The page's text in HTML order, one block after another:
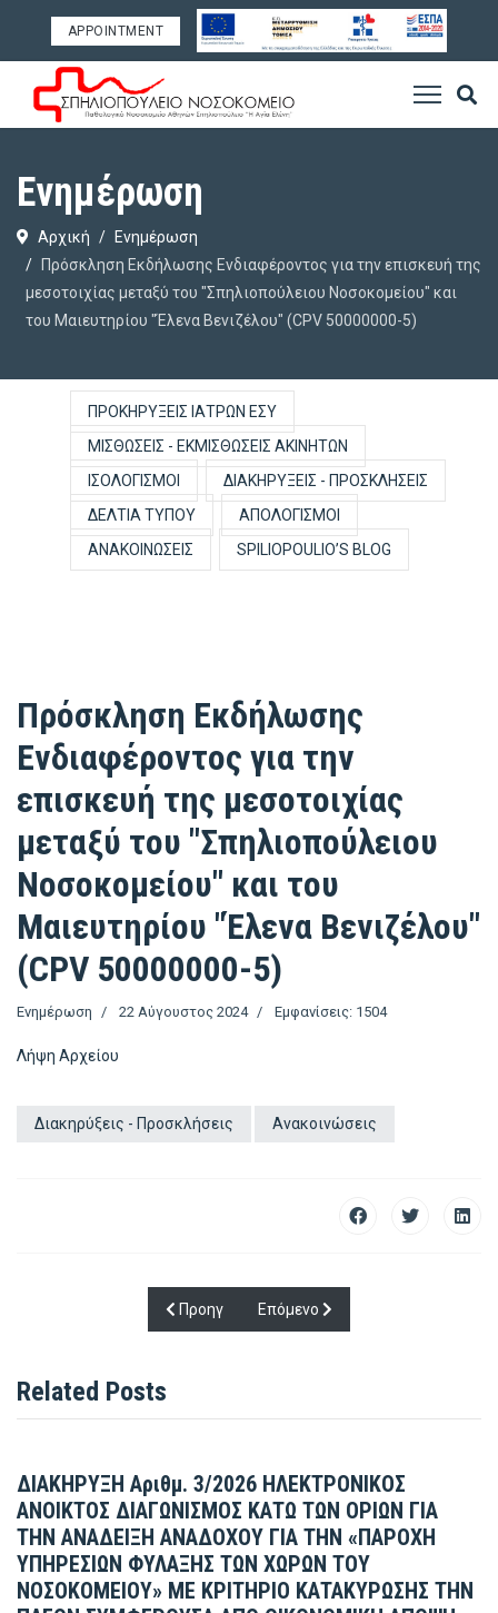
APPOINTMENT
Ενημέρωση
Αρχική
Ενημέρωση
Πρόσκληση Εκδήλωσης Ενδιαφέροντος για την επισκευή της
μεσοτοιχίας μεταξύ του "Σπηλιοπούλειου Νοσοκομείου" και
του Μαιευτηρίου "Έλενα Βενιζέλου" (CPV 50000000-5)
ΠΡΟΚΗΡΎΞΕΙΣ ΙΑΤΡΏΝ ΕΣΥ
ΜΙΣΘΏΣΕΙΣ - ΕΚΜΙΣΘΏΣΕΙΣ ΑΚΙΝΉΤΩΝ
ΙΣΟΛΟΓΙΣΜΟΊ
ΔΙΑΚΗΡΎΞΕΙΣ - ΠΡΟΣΚΛΉΣΕΙΣ
ΔΕΛΤΊΑ ΤΎΠΟΥ
ΑΠΟΛΟΓΙΣΜΟΊ
ΑΝΑΚΟΙΝΏΣΕΙΣ
SPILIOPOULIO’S BLOG
Πρόσκληση Εκδήλωσης
Ενδιαφέροντος για την
επισκευή της μεσοτοιχίας
μεταξύ του "Σπηλιοπούλειου
Νοσοκομείου" και του
Μαιευτηρίου "Έλενα Βενιζέλου"
(CPV 50000000-5)
Ενημέρωση 22 Αύγουστος 2024 Εμφανίσεις: 1504
Λήψη Αρχείου
Διακηρύξεις - Προσκλήσεις Ανακοινώσεις
Προηγούμενο άρθρο: Πρόσκληση Εκδήλωσης
Προηγ Επόμενο άρθρο: ΠΡΟΣΚΛΗΣΗ
Επόμενο
Related Posts
ΔΙΑΚΗΡΥΞΗ Αριθμ. 3/2026 ΗΛΕΚΤΡΟΝΙΚΟΣ
ΑΝΟΙΚΤΟΣ ΔΙΑΓΩΝΙΣΜΟΣ ΚΑΤΩ ΤΩΝ ΟΡΙΩΝ ΓΙΑ
ΤΗΝ ΑΝΑΔΕΙΞΗ ΑΝΑΔΟΧΟΥ ΓΙΑ ΤΗΝ «ΠΑΡΟΧΗ
ΥΠΗΡΕΣΙΩΝ ΦΥΛΑΞΗΣ ΤΩΝ ΧΩΡΩΝ ΤΟΥ
ΝΟΣΟΚΟΜΕΙΟΥ» ΜΕ ΚΡΙΤΗΡΙΟ ΚΑΤΑΚΥΡΩΣΗΣ ΤΗΝ